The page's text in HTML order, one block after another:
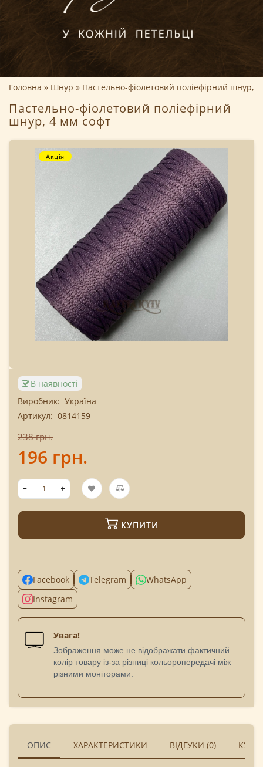
Головна Шнур Пастельно-фіолетовий поліефірний шнур,
Пастельно-фіолетовий поліефірний
шнур, 4 мм софт
Акція
В наявності
Виробник: Україна
Артикул: 0814159
238 грн.
196 грн.
КУПИТИ
Facebook Telegram
WhatsApp
Instagram
Увага!
Зображення може не відображати фактичний
колір товару із-за різниці кольоропередачі між
різними моніторами.
ОПИС ХАРАКТЕРИСТИКИ ВІДГУКИ (0)